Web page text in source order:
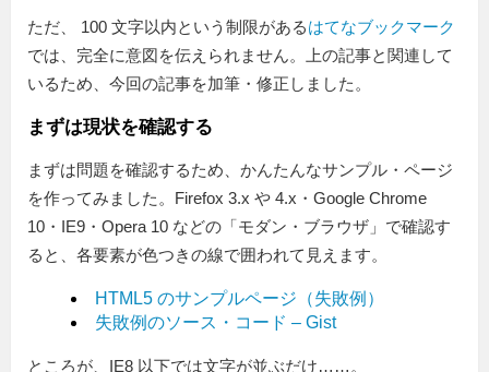
ただ、 100 文字以内という制限があるはてなブックマーク
では、完全に意図を伝えられません。上の記事と関連して
いるため、今回の記事を加筆・修正しました。
まずは現状を確認する
まずは問題を確認するため、かんたんなサンプル・ページ
を作ってみました。Firefox 3.x や 4.x・Google Chrome
10・IE9・Opera 10 などの「モダン・ブラウザ」で確認す
ると、各要素が色つきの線で囲われて見えます。
HTML5 のサンプルページ（失敗例）
失敗例のソース・コード – Gist
ところが、IE8 以下では文字が並ぶだけ……。